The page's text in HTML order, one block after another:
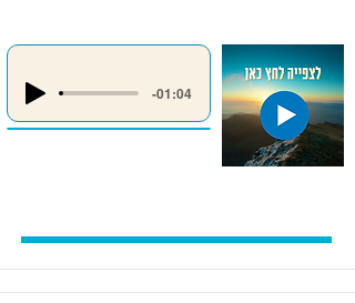
-01:04